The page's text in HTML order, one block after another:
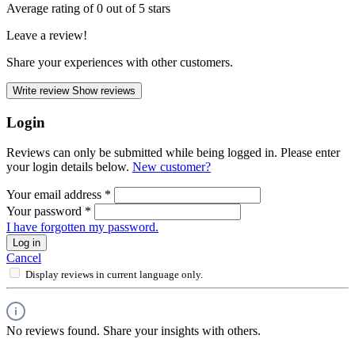
Average rating of 0 out of 5 stars
Leave a review!
Share your experiences with other customers.
Write review Show reviews
Login
Reviews can only be submitted while being logged in. Please enter
your login details below. New customer?
Your email address *
Your password *
I have forgotten my password.
Log in
Cancel
Display reviews in current language only.
No reviews found. Share your insights with others.